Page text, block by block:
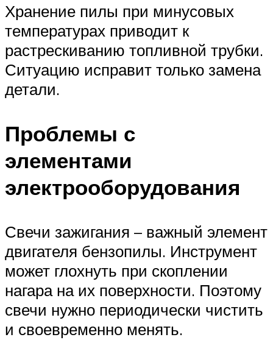
Хранение пилы при минусовых
температурах приводит к
растрескиванию топливной трубки.
Ситуацию исправит только замена
детали.
Проблемы с
элементами
электрооборудования
Свечи зажигания – важный элемент
двигателя бензопилы. Инструмент
может глохнуть при скоплении
нагара на их поверхности. Поэтому
свечи нужно периодически чистить
и своевременно менять.